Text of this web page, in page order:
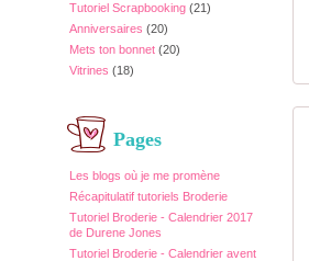
Tutoriel Scrapbooking (21)
Anniversaires (20)
Mets ton bonnet (20)
Vitrines (18)
Pages
Les blogs où je me promène
Récapitulatif tutoriels Broderie
Tutoriel Broderie - Calendrier 2017
de Durene Jones
Tutoriel Broderie - Calendrier avent